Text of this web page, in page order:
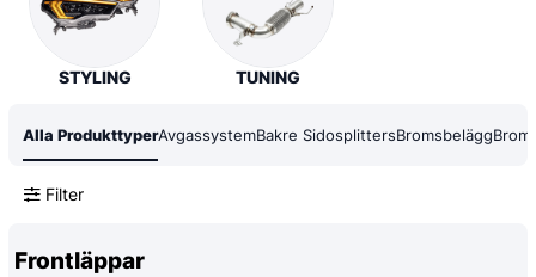
STYLING TUNING
Alla ProdukttyperAvgassystemBakre SidosplittersBromsbelägg
Filter
Frontläppar